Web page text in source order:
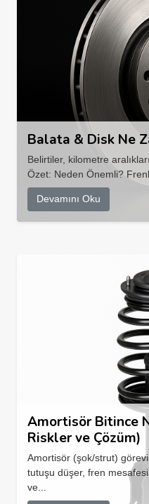
Balata & Disk Ne
Belirtiler, kilometre
Özet: Neden Önemli?
Devamını Oku
Amortisör Bitince
Riskler ve Çözüm)
Amortisör (şok/strut)
tutuşu düşer, fren
ve...